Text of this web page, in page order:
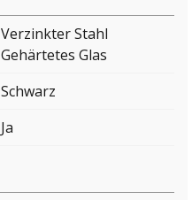
Verzinkter Stahl
Gehärtetes Glas
Schwarz
Ja